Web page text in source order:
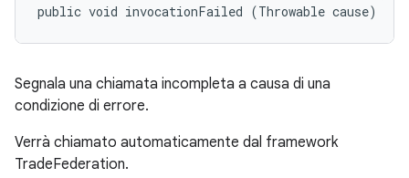
public void invocationFailed (Throwable cause)
Segnala una chiamata incompleta a causa di una
condizione di errore.
Verrà chiamato automaticamente dal framework
TradeFederation.